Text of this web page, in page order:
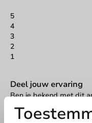
5
4
3
2
1
Deel jouw ervaring
Ben je bekend met dit
en laat weten wat je er